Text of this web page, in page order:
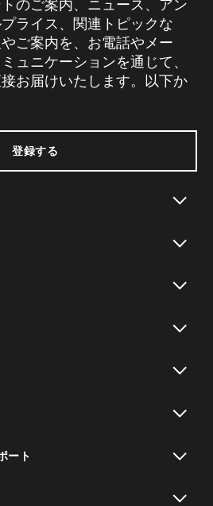
のご案内、ニュース、アン
ライス、関連トピックな
ご案内を、お電話やメー
ュニケーションを通じて、
お届けいたします。以下か
登録する
ート